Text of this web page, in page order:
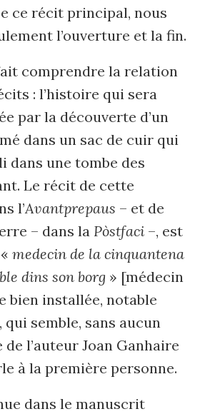
ce récit principal, nous
l’ouverture et la fin.
comprendre la relation
: l’histoire qui sera
par la découverte d’un
dans un sac de cuir qui
dans une tombe des
Le récit de cette
l’Avantprepaus – et de
– dans la Pòstfaci –, est
medecin de la cinquantena
dins son borg » [médecin
bien installée, notable
semble, sans aucun
l’auteur Joan Ganhaire
à la première personne.
dans le manuscrit